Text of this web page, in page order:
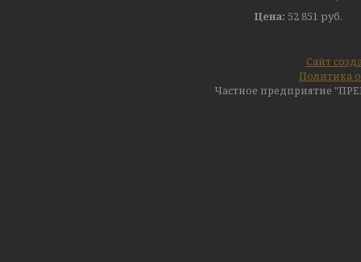
Цена: 52 851 руб.
Сайт
Политика
Частное предприятие